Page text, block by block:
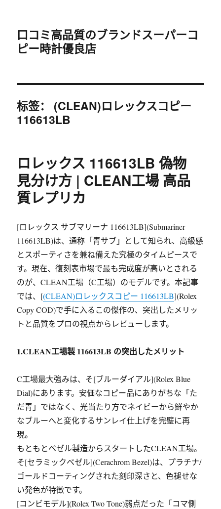
口コミ高品質のブランドスーパーコ
ピー時計優良店
标签： (CLEAN)ロレックスコピー
116613LB
ロレックス 116613LB 偽物
見分け方 | CLEAN工場 高品
質レプリカ
[ロレックス サブマリーナ 116613LB](Submariner
116613LB)は、通称「青サブ」として知られ、高級感
とスポーティさを兼ね備えた究極のタイムピースで
す。現在、復刻表市場で最も完成度が高いとされる
のが、CLEAN工場（C工場）のモデルです。本記事
では、[(CLEAN)ロレックスコピー 116613LB](Rolex
Copy COD)で手に入るこの傑作の、突出したメリッ
トと品質をプロの視点からレビューします。
1.CLEAN工場製 116613LB の突出したメリット
C工場最大強みは、そ[ブルーダイアル](Rolex Blue
Dial)にあります。安価なコピー品にありがちな「た
だ青」ではなく、光当たり方でネイビーから鮮やか
なブルーへと変化するサンレイ仕上げを完璧に再
現。
もともとベゼル製造からスタートしたCLEAN工場。
そ[セラミックベゼル](Cerachrom Bezel)は、プラチナ/
ゴールドコーティングされた刻印深さと、色褪せな
い発色が特徴です。
[コンビモデル](Rolex Two Tone)弱点だった「コマ側